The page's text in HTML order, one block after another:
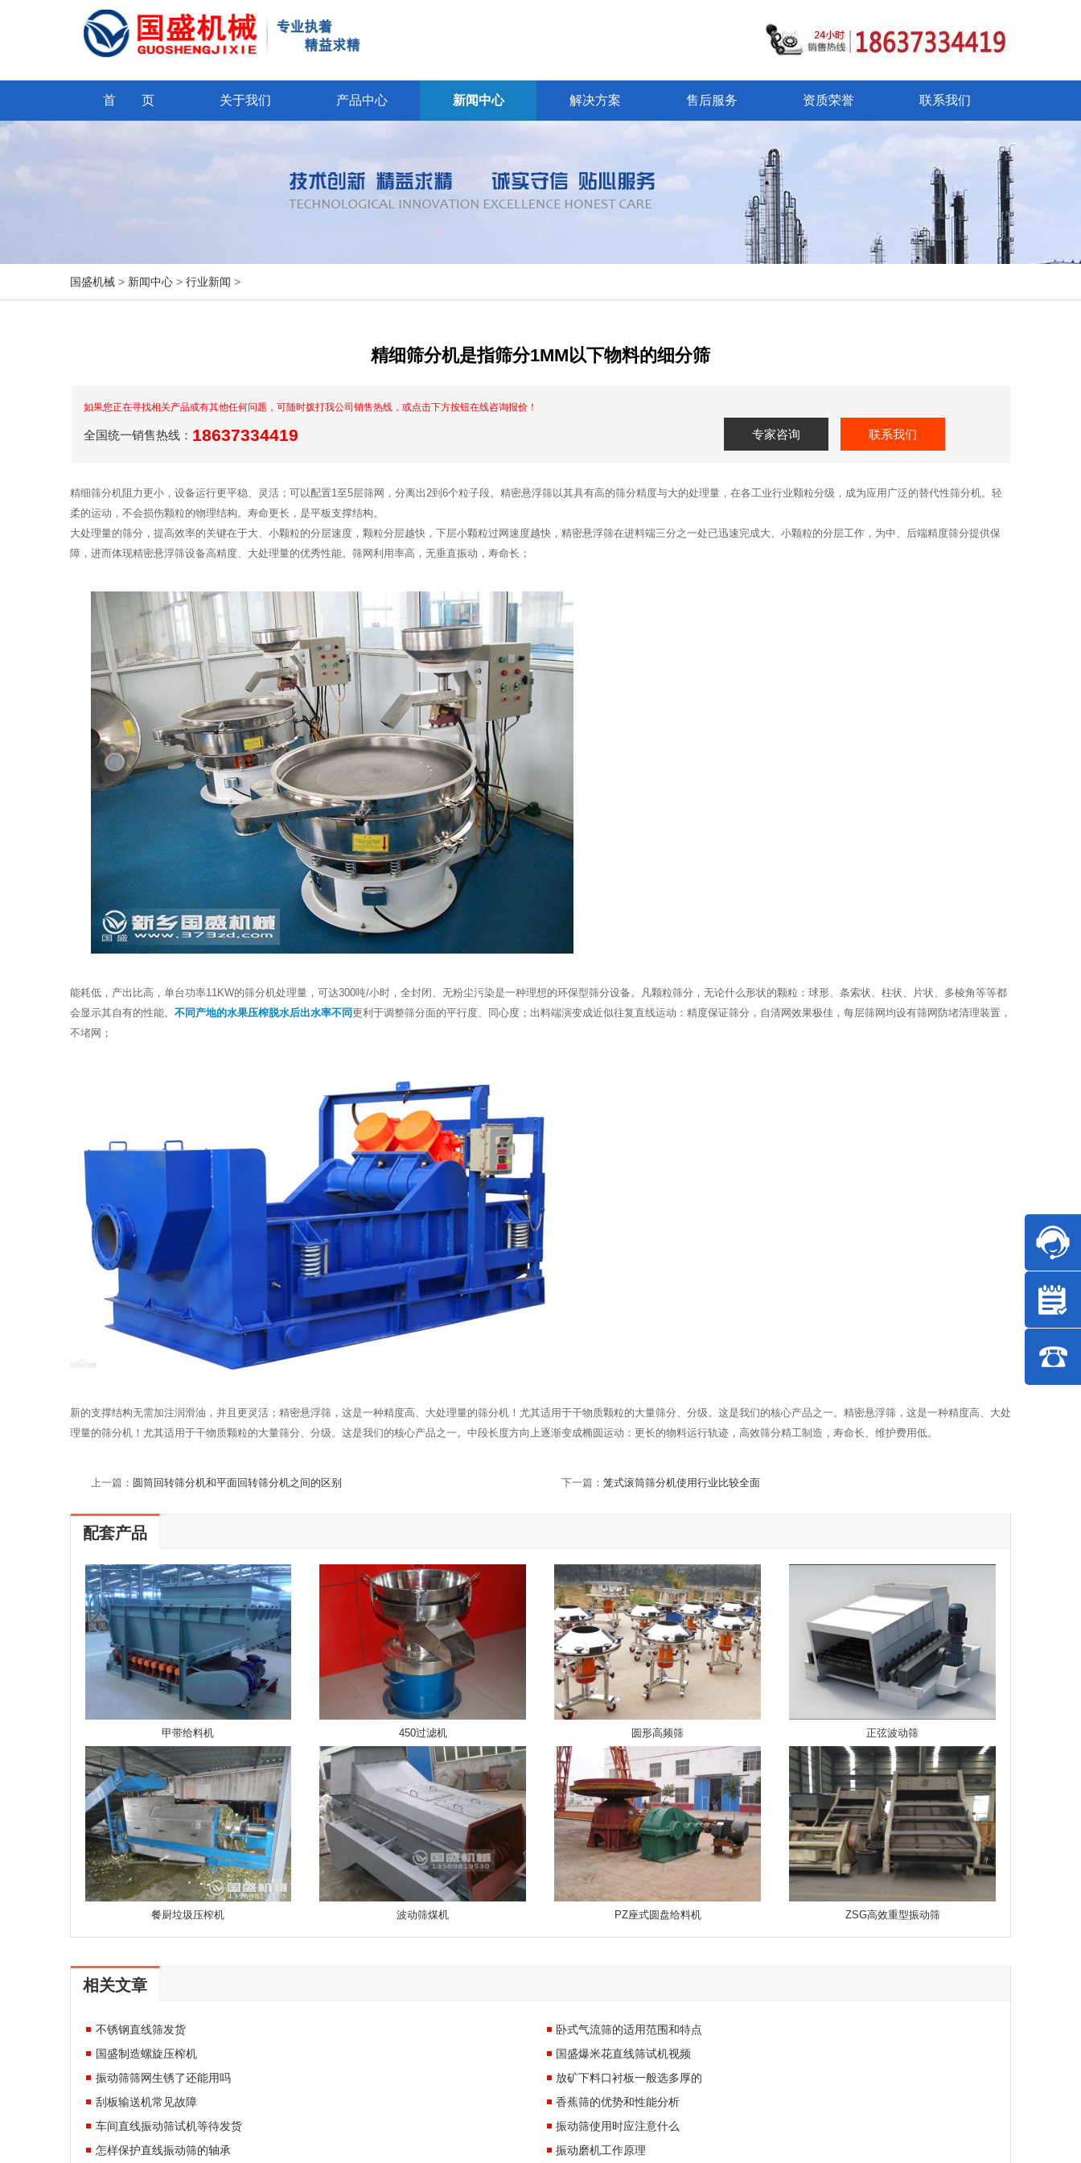
首 页 关于我们 产品中心 新闻中心 解决方案 售后服务 资质荣誉 联系我们
国盛机械 > 新闻中心 > 行业新闻 >
精细筛分机是指筛分1MM以下物料的细分筛
如果您正在寻找相关产品或有其他任何问题，可随时拨打我公司销售热线，或点击下方按钮在线咨询报价！
全国统一销售热线： 18637334419 专家咨询 联系我们
精细筛分机阻力更小，设备运行更平稳、灵活；可以配置1至5层筛网，分离出2到6个粒子段。精密悬浮筛以其具有高的筛分精度与大的处理量，在各工业行业颗粒分级，成为应用广泛的替代性筛分机。轻
柔的运动，不会损伤颗粒的物理结构。寿命更长，是平板支撑结构。
大处理量的筛分，提高效率的关键在于大、小颗粒的分层速度，颗粒分层越快，下层小颗粒过网速度越快，精密悬浮筛在进料端三分之一处已迅速完成大、小颗粒的分层工作，为中、后端精度筛分提供保
障，进而体现精密悬浮筛设备高精度、大处理量的优秀性能。筛网利用率高，无垂直振动，寿命长；
能耗低，产出比高，单台功率11KW的筛分机处理量，可达300吨/小时，全封闭、无粉尘污染是一种理想的环保型筛分设备。凡颗粒筛分，无论什么形状的颗粒：球形、条索状、柱状、片状、多棱角等等都
会显示其自有的性能。 不同产地的水果压榨脱水后出水率不同更利于调整筛分面的平行度、同心度；出料端演变成近似往复直线运动：精度保证筛分，自清网效果极佳，每层筛网均设有筛网防堵清理装置，
不堵网；
新的支撑结构无需加注润滑油，并且更灵活；精密悬浮筛，这是一种精度高、大处理量的筛分机！尤其适用于干物质颗粒的大量筛分、分级。这是我们的核心产品之一。精密悬浮筛，这是一种精度高、大处
理量的筛分机！尤其适用于干物质颗粒的大量筛分、分级。这是我们的核心产品之一。中段长度方向上逐渐变成椭圆运动：更长的物料运行轨迹，高效筛分精工制造，寿命长、维护费用低。
上一篇： 圆筒回转筛分机和平面回转筛分机之间的区别 下一篇： 笼式滚筒筛分机使用行业比较全面
配套产品
甲带给料机 450过滤机 圆形高频筛 正弦波动筛
餐厨垃圾压榨机 波动筛煤机 PZ座式圆盘给料机 ZSG高效重型振动筛
相关文章
不锈钢直线筛发货
卧式气流筛的适用范围和特点
国盛制造螺旋压榨机
国盛爆米花直线筛试机视频
振动筛筛网生锈了还能用吗
放矿下料口衬板一般选多厚的
刮板输送机常见故障
香蕉筛的优势和性能分析
车间直线振动筛试机等待发货
振动筛使用时应注意什么
怎样保护直线振动筛的轴承
振动磨机工作原理